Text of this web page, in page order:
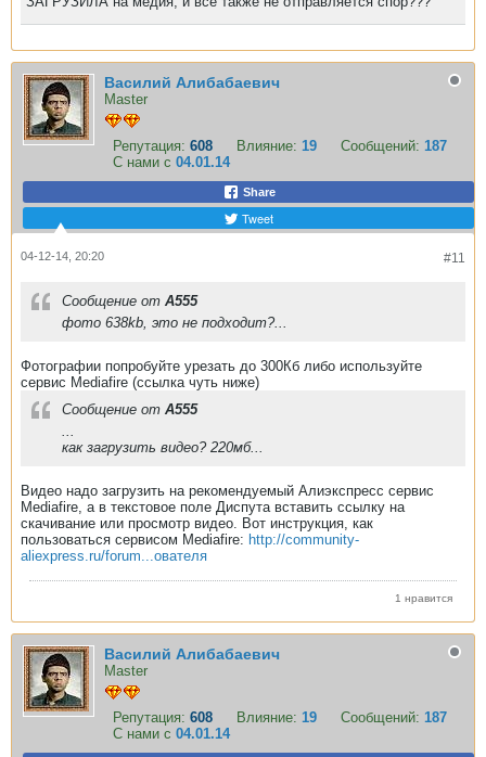
Василий Алибабаевич
Master
Репутация: 608 Влияние: 19 Сообщений: 187
С нами с 04.01.14
Share
Tweet
#11
04-12-14, 20:20
Сообщение от A555
фото 638kb, это не подходит?...
Фотографии попробуйте урезать до 300Кб либо используйте
сервис Mediafire (ссылка чуть ниже)
Сообщение от A555
как загрузить видео? 220мб...
Видео надо загрузить на рекомендуемый Алиэкспресс сервис
Mediafire, а в текстовое поле Диспута вставить ссылку на
скачивание или просмотр видео. Вот инструкция, как
пользоваться сервисом Mediafire: http://community-
aliexpress.ru/forum...ователя
1 нравится
Василий Алибабаевич
Master
Репутация: 608 Влияние: 19 Сообщений: 187
С нами с 04.01.14